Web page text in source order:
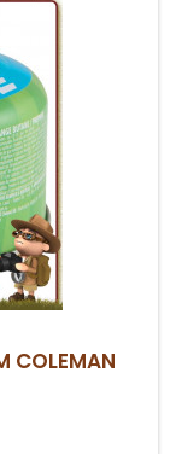
COLEMAN